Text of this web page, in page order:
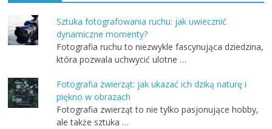
Sztuka fotografowania ruchu: jak uwiecznić
dynamiczne momenty?
Fotografia ruchu to niezwykle fascynująca dziedzina,
która pozwala uchwycić ulotne …
Fotografia zwierząt: jak ukazać ich dziką naturę i
piękno w obrazach
Fotografia zwierząt to nie tylko pasjonujące hobby,
ale także sztuka …